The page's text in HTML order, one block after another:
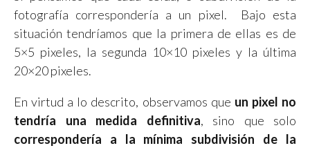
fotografía correspondería a un pixel. Bajo esta
situación tendríamos que la primera de ellas es de
5×5 pixeles, la segunda 10×10 pixeles y la última
20×20 pixeles.
En virtud a lo descrito, observamos que un pixel no
tendría una medida definitiva, sino que solo
correspondería a la mínima subdivisión de la